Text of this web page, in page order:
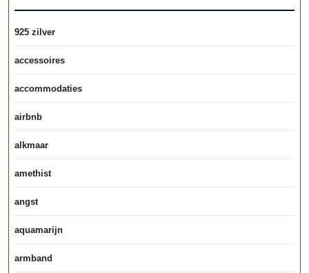
925 zilver
accessoires
accommodaties
airbnb
alkmaar
amethist
angst
aquamarijn
armband